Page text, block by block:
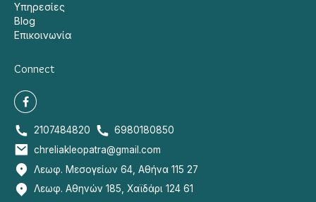
Υπηρεσίες
Blog
Επικοινωνία
Connect
2107484820
6980180850
chreliakleopatra@gmail.com
Λεωφ. Μεσογείων 64, Αθήνα 115 27
Λεωφ. Αθηνών 185, Χαϊδάρι 124 61